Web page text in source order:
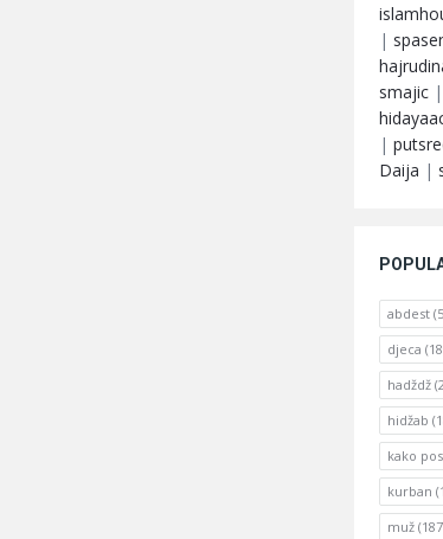
|
smajic |
|
Daija |
abdest
djeca
hadždž
hidžab
kako
kurban
muž